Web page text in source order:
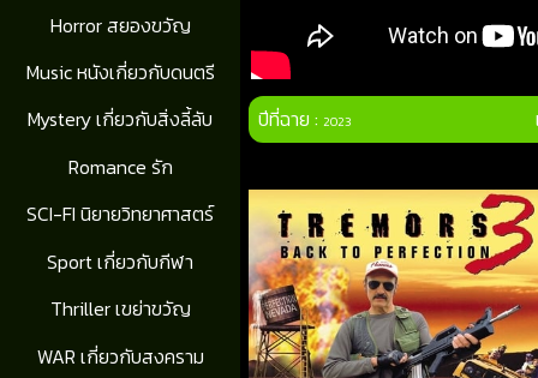
Horror สยองขวัญ
Music หนังเกี่ยวกับดนตรี
Mystery เกี่ยวกับสิ่งลี้ลับ
Romance รัก
SCI-FI นิยายวิทยาศาสตร์
Sport เกี่ยวกับกีฬา
Thriller เขย่าขวัญ
WAR เกี่ยวกับสงคราม
ปีที่ฉาย :2023